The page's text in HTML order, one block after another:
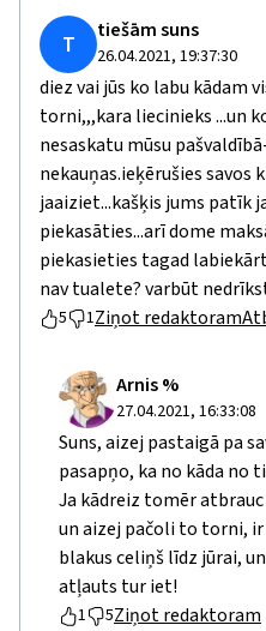
T tiešām suns
26.04.2021, 19:37:30
diez vai jūs ko labu kādam
torni,,,kara liecinieks ...un
nesaskatu mūsu
nekauņas.ieķērušies savos
jaaiziet...kašķis jums patīk
piekasāties...arī dome
piekasieties tagad
nav tualete? varbūt
5 1Ziņot redaktoram
Arnis %
27.04.2021, 16:33:08
Suns, aizej pastaigā pa
pasapņo, ka no kāda no
Ja kādreiz tomēr
un aizej pačoli to torni,
blakus celiņš līdz jūrai,
atļauts tur iet!
1 5Ziņot redaktoram